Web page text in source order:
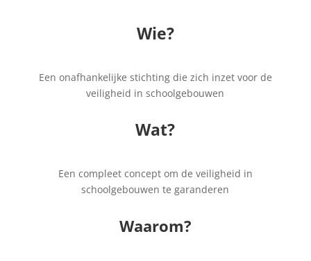
Wie?
Een onafhankelijke stichting die zich inzet voor de
veiligheid in schoolgebouwen
Wat?
Een compleet concept om de veiligheid in
schoolgebouwen te garanderen
Waarom?